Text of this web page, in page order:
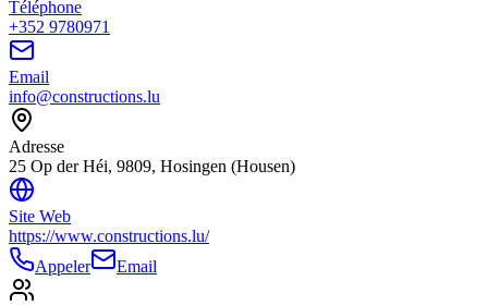
Téléphone
+352 9780971
Email
info@constructions.lu
Adresse
25 Op der Héi, 9809, Hosingen (Housen)
Site Web
https://www.constructions.lu/
Appeler
Email